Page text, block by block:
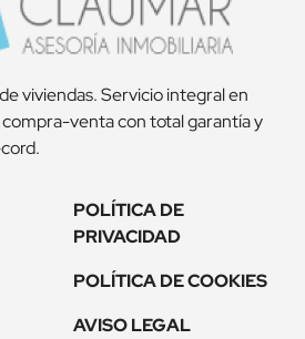
viviendas. Servicio integral en
venta con total garantía y
POLÍTICA DE
PRIVACIDAD
POLÍTICA DE COOKIES
AVISO LEGAL